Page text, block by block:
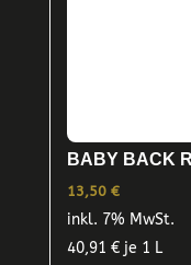
BABY BACK
13,50 €
inkl. 7% MwSt.
40,91 €je 1 L